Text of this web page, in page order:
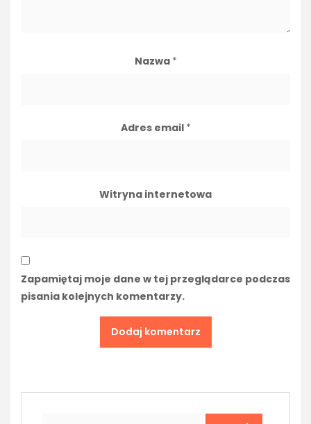
Nazwa *
Adres email *
Witryna internetowa
Zapamiętaj moje dane w tej przeglądarce podczas
pisania kolejnych komentarzy.